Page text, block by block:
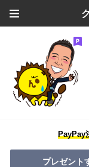
PayPay
プレゼント